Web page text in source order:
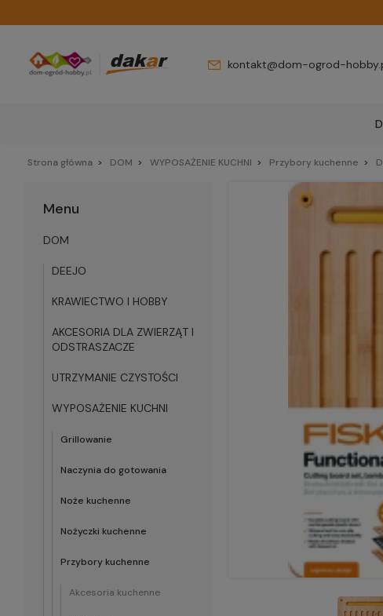
kontakt@dom-ogrod-
Strona główna DOM WYPOSAŻENIE KUCHNI Przybory kuchenne
Menu
DOM
DEEJO
KRAWIECTWO I HOBBY
AKCESORIA DLA ZWIERZĄT I
ODSTRASZACZE
UTRZYMANIE CZYSTOŚCI
WYPOSAŻENIE KUCHNI
Grillowanie
Naczynia do gotowania
Noże kuchenne
Nożyczki kuchenne
Przybory kuchenne
Akcesoria kuchenne